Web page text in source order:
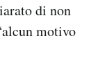
di non
motivo